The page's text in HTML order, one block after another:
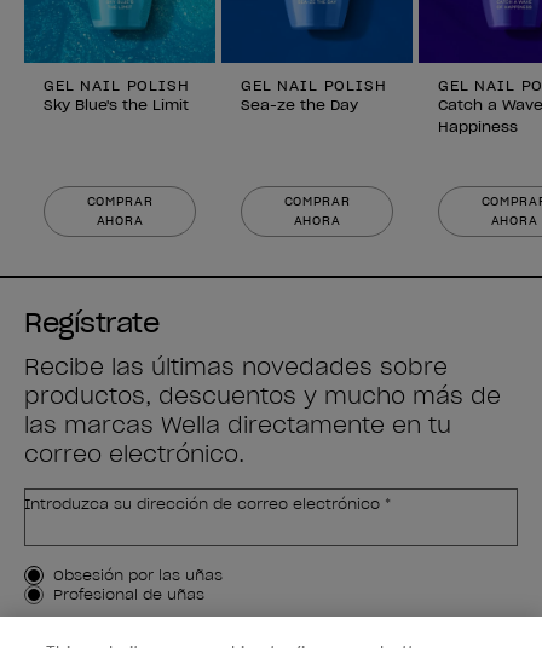
GEL NAIL POLISH
Sky Blue's the Limit
COMPRAR
AHORA
GEL NAIL POLISH
Sea-ze the Day
COMPRAR
AHORA
GEL NAIL
Catch a
Happiness
AHORA
Regístrate
Recibe las últimas novedades sobre
productos, descuentos y mucho más de
las marcas Wella directamente en tu
correo electrónico.
Introduzca su dirección de correo electrónico *
Tipo de cliente
Obsesión por las uñas
Profesional de uñas
APÚNTAME